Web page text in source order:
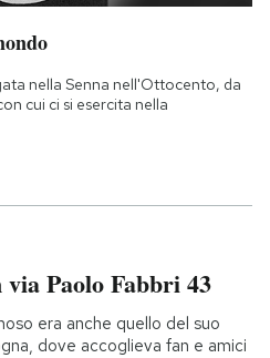
nella Senna nell'Ottocento, da
cui ci si esercita nella
Paolo Fabbri 43
era anche quello del suo
dove accoglieva fan e amici